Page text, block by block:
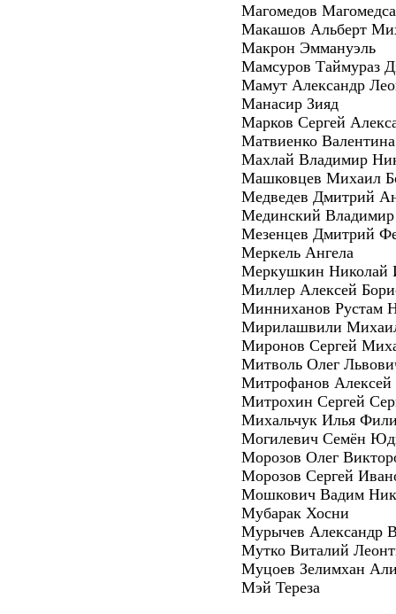
Магомедов
Макашов Альберт
Макрон Эммануэль
Мамсуров Таймураз
Мамут Александр
Манасир Зияд
Марков Сергей
Матвиенко
Махлай Владимир
Машковцев Михаил
Медведев Дмитрий
Мединский Владимир
Мезенцев Дмитрий
Меркель Ангела
Меркушкин Николай
Миллер Алексей
Минниханов Рустам
Мирилашвили
Миронов Сергей
Митволь Олег
Митрофанов Алексей
Митрохин Сергей
Михальчук Илья
Могилевич Семён
Морозов Олег
Морозов Сергей
Мошкович Вадим
Мубарак Хосни
Мурычев Александр
Мутко Виталий
Муцоев Зелимхан
Мэй Тереза